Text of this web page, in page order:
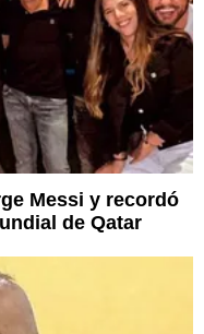
Messi y recordó
de Qatar